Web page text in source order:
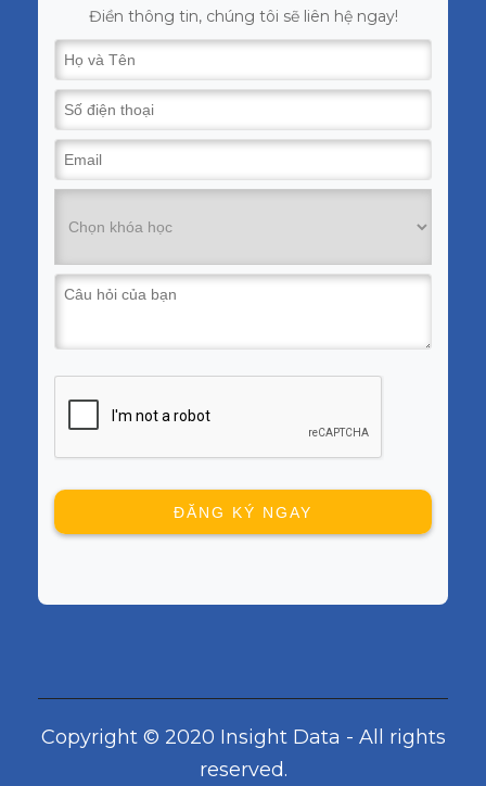
Điền thông tin, chúng tôi sẽ liên hệ ngay!
Copyright © 2020 Insight Data - All rights
reserved.